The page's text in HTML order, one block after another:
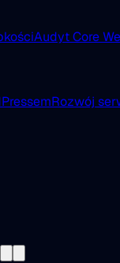
Audyt Core
Rozwój